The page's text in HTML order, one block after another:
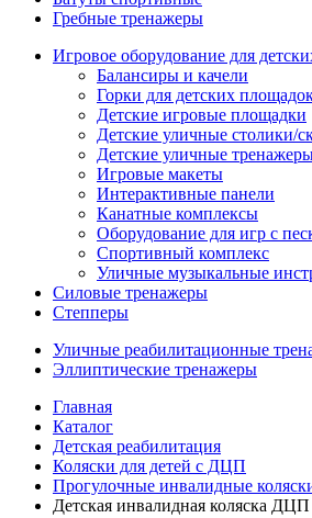
Гребные тренажеры
Игровое оборудование для
Балансиры и качели
Горки для детских
Детские игровые площадки
Детские уличные столики/
Детские уличные
Игровые макеты
Интерактивные панели
Канатные комплексы
Оборудование для игр с
Спортивный комплекс
Уличные музыкальные
Силовые тренажеры
Степперы
Уличные реабилитационные
Эллиптические тренажеры
Главная
Каталог
Детская реабилитация
Коляски для детей с ДЦП
Прогулочные инвалидные
Детская инвалидная коляска